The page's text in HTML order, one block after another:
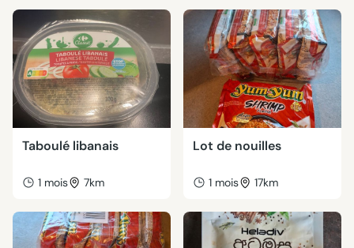
Taboulé libanais
1 mois 7km
Lot de nouilles
1 mois 17km